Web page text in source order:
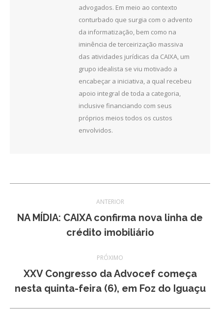
advogados. Em meio ao contexto
conturbado que surgia com o advento
da informatização, bem como na
iminência de terceirização massiva
das atividades jurídicas da CAIXA, um
grupo idealista se viu motivado a
encabeçar a iniciativa, a qual recebeu
apoio integral de toda a categoria,
inclusive financiando com seus
próprios meios todos os custos
envolvidos.
de
ANTERIOR
Post
anterior:
NA MÍDIA: CAIXA confirma nova linha de
crédito imobiliário
PRÓXIMO
Próximo
post:
XXV Congresso da Advocef começa
nesta quinta-feira (6), em Foz do Iguaçu